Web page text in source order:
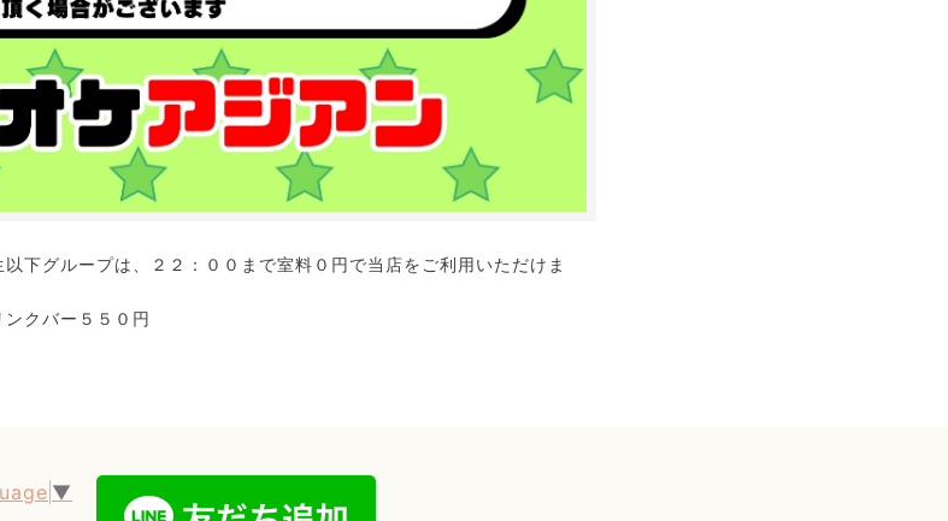
下グループは、２２：００まで室料０円で当店をご利用いただけま
クバー５５０円
▼